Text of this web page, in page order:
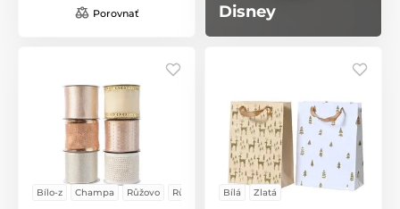
Porovnať
Disney
Bílo-z Champa Růžovo Růžová Bílá Zlatá